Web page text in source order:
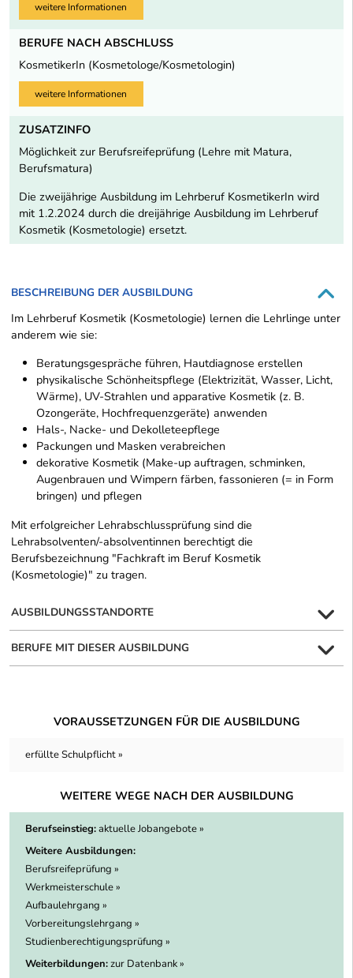
weitere Informationen
BERUFE NACH ABSCHLUSS
KosmetikerIn (Kosmetologe/Kosmetologin)
weitere Informationen
ZUSATZINFO
Möglichkeit zur Berufsreifeprüfung (Lehre mit Matura,
Berufsmatura)
Die zweijährige Ausbildung im Lehrberuf KosmetikerIn wird
mit 1.2.2024 durch die dreijährige Ausbildung im Lehrberuf
Kosmetik (Kosmetologie) ersetzt.
BESCHREIBUNG DER AUSBILDUNG
Im Lehrberuf Kosmetik (Kosmetologie) lernen die Lehrlinge unter
anderem wie sie:
Beratungsgespräche führen, Hautdiagnose erstellen
physikalische Schönheitspflege (Elektrizität, Wasser, Licht,
Wärme), UV-Strahlen und apparative Kosmetik (z. B.
Ozongeräte, Hochfrequenzgeräte) anwenden
Hals-, Nacke- und Dekolleteepflege
Packungen und Masken verabreichen
dekorative Kosmetik (Make-up auftragen, schminken,
Augenbrauen und Wimpern färben, fassonieren (= in Form
bringen) und pflegen
Mit erfolgreicher Lehrabschlussprüfung sind die
Lehrabsolventen/-absolventinnen berechtigt die
Berufsbezeichnung "Fachkraft im Beruf Kosmetik
(Kosmetologie)" zu tragen.
AUSBILDUNGSSTANDORTE
BERUFE MIT DIESER AUSBILDUNG
VORAUSSETZUNGEN FÜR DIE AUSBILDUNG
erfüllte Schulpflicht »
WEITERE WEGE NACH DER AUSBILDUNG
Berufseinstieg:aktuelle Jobangebote »
Weitere Ausbildungen:
Berufsreifeprüfung »
Werkmeisterschule »
Aufbaulehrgang »
Vorbereitungslehrgang »
Studienberechtigungsprüfung »
Weiterbildungen:zur Datenbank »